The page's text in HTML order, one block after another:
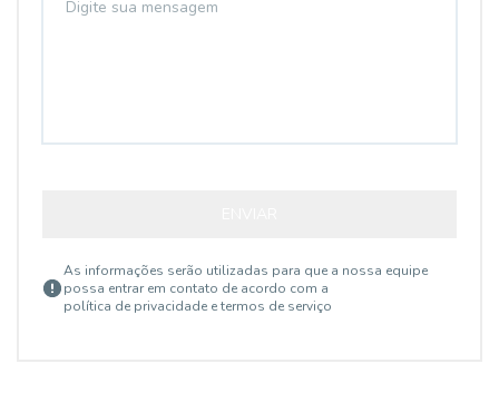
As informações serão utilizadas para que a nossa equipe
possa entrar em contato de acordo com a
política de privacidade e termos de serviço